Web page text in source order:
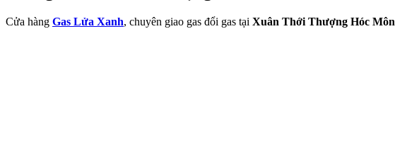
Cửa hàng Gas Lửa Xanh, chuyên giao gas đổi gas tại Xuân Thới Thượng Hóc Môn